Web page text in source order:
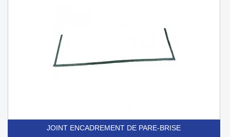
JOINT ENCADREMENT DE PARE-BRISE